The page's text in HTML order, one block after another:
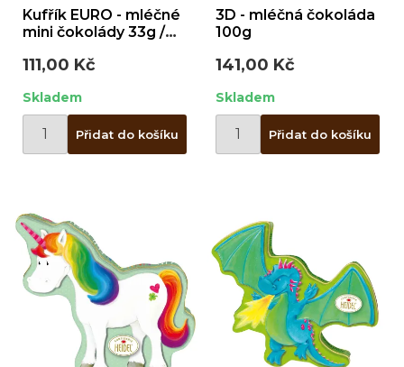
Kufřík EURO - mléčné
mini čokolády 33g /
111,00 Kč
Skladem
Přidat do košíku
3D - mléčná čokoláda
100g
141,00 Kč
Skladem
Přidat do košíku